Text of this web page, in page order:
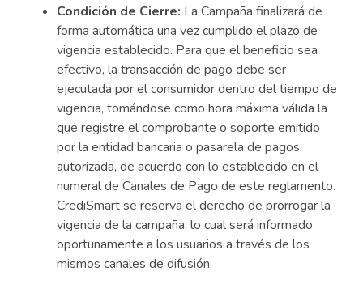
Condición de Cierre: La Campaña finalizará de
forma automática una vez cumplido el plazo de
vigencia establecido. Para que el beneficio sea
efectivo, la transacción de pago debe ser
ejecutada por el consumidor dentro del tiempo de
vigencia, tomándose como hora máxima válida la
que registre el comprobante o soporte emitido
por la entidad bancaria o pasarela de pagos
autorizada, de acuerdo con lo establecido en el
numeral de Canales de Pago de este reglamento.
CrediSmart se reserva el derecho de prorrogar la
vigencia de la campaña, lo cual será informado
oportunamente a los usuarios a través de los
mismos canales de difusión.